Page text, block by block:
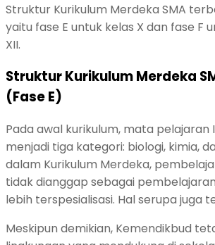
Struktur Kurikulum Merdeka SMA
yaitu fase E untuk kelas X dan fase F
XII.
Struktur Kurikulum Merdeka
(Fase E)
Pada awal kurikulum, mata pelajaran
menjadi tiga kategori: biologi, kimia,
dalam Kurikulum Merdeka,
tidak dianggap sebagai
lebih terspesialisasi. Hal serupa juga
Meskipun demikian, Kemendikbud